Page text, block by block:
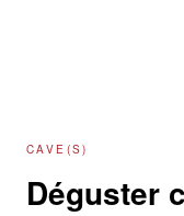
CAVE(S)
Déguster